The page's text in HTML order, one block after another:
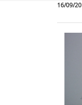
16/09/